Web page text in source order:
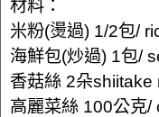
材料：
米粉(燙過) 1/2包/
海鮮包(炒過) 1包/
香菇絲 2朵
高麗菜絲 100公克